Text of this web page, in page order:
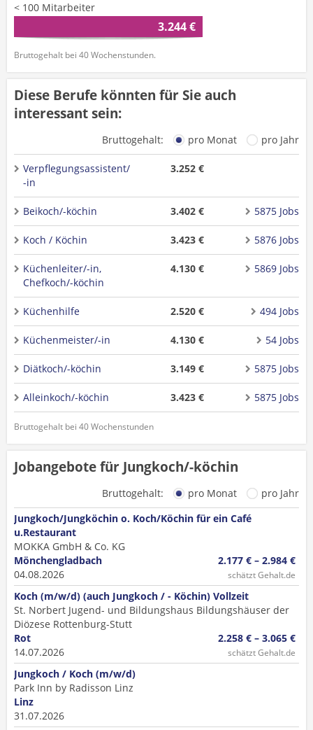
< 100 Mitarbeiter
3.244 €
Bruttogehalt bei 40 Wochenstunden.
Diese Berufe könnten für Sie auch
interessant sein:
Bruttogehalt: pro Monat pro Jahr
Verpflegungsassistent/
-in
3.252 €
Beikoch/-köchin 3.402 € 5875 Jobs
Koch / Köchin 3.423 € 5876 Jobs
Küchenleiter/-in,
Chefkoch/-köchin
4.130 € 5869 Jobs
Küchenhilfe 2.520 € 494 Jobs
Küchenmeister/-in 4.130 € 54 Jobs
Diätkoch/-köchin 3.149 € 5875 Jobs
Alleinkoch/-köchin 3.423 € 5875 Jobs
Bruttogehalt bei 40 Wochenstunden
Jobangebote für Jungkoch/-köchin
Bruttogehalt: pro Monat
pro Jahr
Jungkoch/Jungköchin o. Koch/Köchin für ein Café
u.Restaurant
MOKKA GmbH & Co. KG
Mönchengladbach
04.08.2026
2.177 € – 2.984 €
schätzt Gehalt.de
Koch (m/w/d) (auch Jungkoch / - Köchin) Vollzeit
St. Norbert Jugend- und Bildungshaus Bildungshäuser der
Diözese Rottenburg-Stutt
Rot
14.07.2026
2.258 € – 3.065 €
schätzt Gehalt.de
Jungkoch / Koch (m/w/d)
Park Inn by Radisson Linz
Linz
31.07.2026